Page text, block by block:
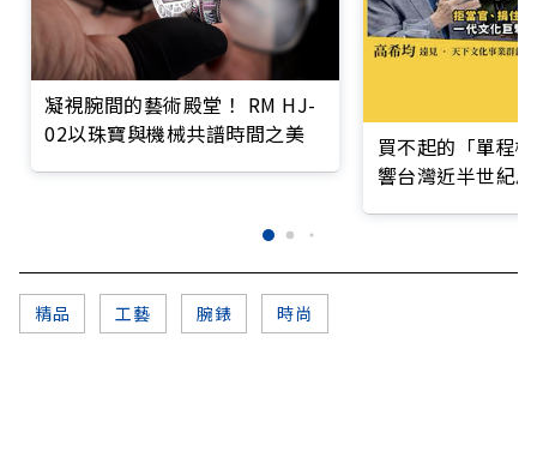
凝視腕間的藝術殿堂！ RM HJ-
02以珠寶與機械共譜時間之美
買不起的「單程
響台灣近半世紀
精品 工藝 腕錶 時尚